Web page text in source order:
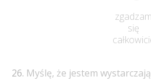
zgadzam
się
Myślę, że jestem